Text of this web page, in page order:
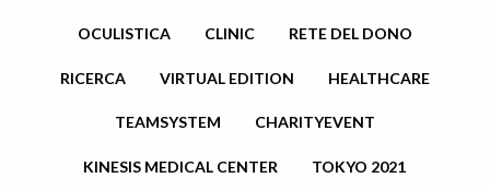
OCULISTICA CLINIC RETE DEL DONO
RICERCA VIRTUAL EDITION HEALTHCARE
TEAMSYSTEM CHARITYEVENT
KINESIS MEDICAL CENTER TOKYO 2021